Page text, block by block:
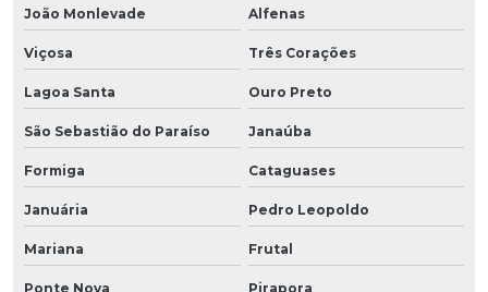
João Monlevade Alfenas
Viçosa Três Corações
Lagoa Santa Ouro Preto
São Sebastião do Paraíso Janaúba
Formiga Cataguases
Januária Pedro Leopoldo
Mariana Frutal
Ponte Nova Pirapora